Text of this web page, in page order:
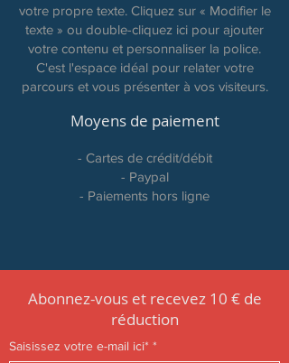
votre propre texte. Cliquez sur « Modifier le
texte » ou double-cliquez ici pour ajouter
votre contenu et personnaliser la police.
C'est l'espace idéal pour relater votre
parcours et vous présenter à vos visiteurs.
Moyens de paiement
- Cartes de crédit/débit
- Paypal
- Paiements hors ligne
Abonnez-vous et recevez 10 € de
réduction
Saisissez votre e-mail ici* *